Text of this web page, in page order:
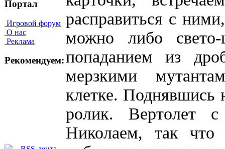
Портал
Игровой форум
О нас
Реклама
Рекомендуем:
расправиться с
можно либо
попаданием из
мерзкими
клетке.
ролик. Вертолет
Николаем, так что